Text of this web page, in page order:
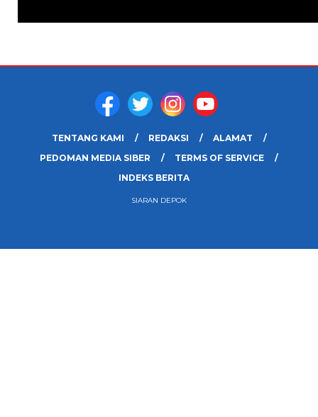
TENTANG KAMI REDAKSI
ALAMAT
PEDOMAN MEDIA SIBER
TERMS OF SERVICE
INDEKS BERITA
SIARAN DEPOK